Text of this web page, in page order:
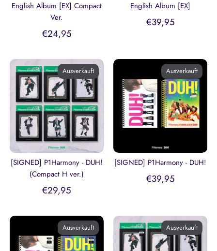
English Album [EX] Compact
Ver.
€24,95
English Album [EX]
€39,95
[SIGNED] P1Harmony - DUH!
(Compact H ver.)
€29,95
Ausverkauft
[SIGNED] P1Harmony - DUH!
€39,95
Ausverkauft
Ausverkauft Ausverkauft